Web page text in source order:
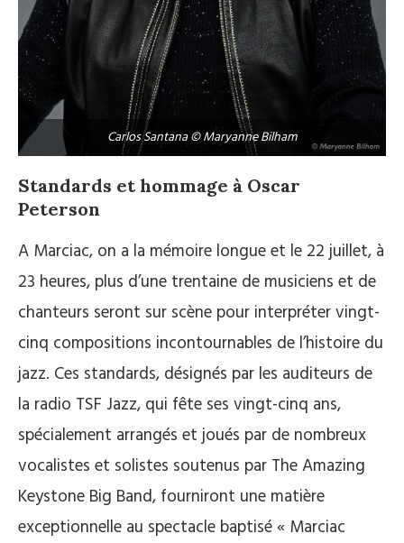
Carlos Santana © Maryanne Bilham
Standards et hommage à Oscar
Peterson
A Marciac, on a la mémoire longue et le 22 juillet, à
23 heures, plus d’une trentaine de musiciens et de
chanteurs seront sur scène pour interpréter vingt-
cinq compositions incontournables de l’histoire du
jazz. Ces standards, désignés par les auditeurs de
la radio TSF Jazz, qui fête ses vingt-cinq ans,
spécialement arrangés et joués par de nombreux
vocalistes et solistes soutenus par The Amazing
Keystone Big Band, fourniront une matière
exceptionnelle au spectacle baptisé « Marciac